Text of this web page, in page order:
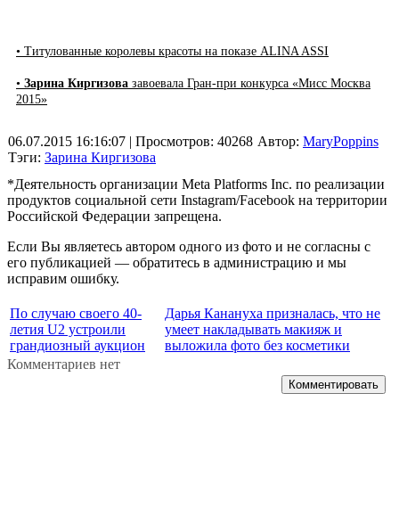
• Титулованные королевы красоты на показе ALINA ASSI
• Зарина Киргизова завоевала Гран-при конкурса «Мисс Москва
2015»
06.07.2015 16:16:07 | Просмотров: 40268
Тэги: Зарина Киргизова
Автор: MaryPoppins
*Деятельность организации Meta Platforms Inc. по реализации
продуктов социальной сети Instagram/Facebook на территории
Российской Федерации запрещена.
Если Вы являетесь автором одного из фото и не согласны с
его публикацией — обратитесь в администрацию и мы
исправим ошибку.
По случаю своего 40-
летия U2 устроили
грандиозный аукцион
Дарья Канануха призналась, что не
умеет накладывать макияж и
выложила фото без косметики
Комментариев нет
Комментировать